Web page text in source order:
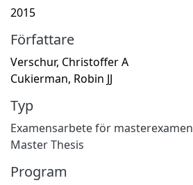
2015
Författare
Verschur, Christoffer A
Cukierman, Robin JJ
Typ
Examensarbete för masterexamen
Master Thesis
Program